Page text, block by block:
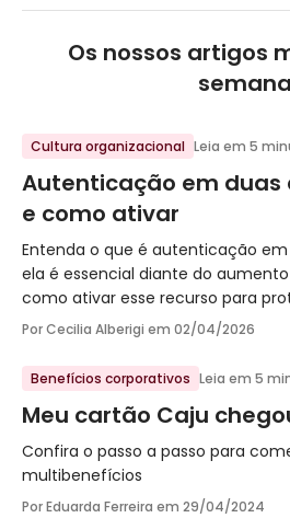
Os nossos artigos
semana
Cultura organizacional Leia em 5
Autenticação em duas
e como ativar
Entenda o que é autenticação
ela é essencial diante do
como ativar esse recurso para
aplicativos financeiros com mais
Por Cecilia Alberigi em 02/04/2026
Benefícios corporativos Leia em 5
Meu cartão Caju
Confira o passo a passo para
multibenefícios
Por Eduarda Ferreira em 29/04/2024